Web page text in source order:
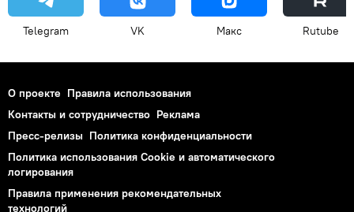
Telegram VK Макс Rutube
О проекте Правила использования
Контакты и сотрудничество Реклама
Пресс-релизы Политика конфиденциальности
Политика использования Cookie и автоматического
логирования
Правила применения рекомендательных
технологий